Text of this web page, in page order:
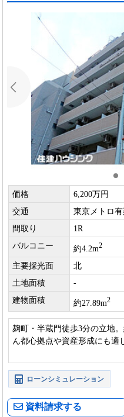
価格
6,200万円
交通
東京メトロ
間取り
1R
バルコニー
約4.2m2
主要採光面
北
土地面積
-
建物面積
約27.89m2
麹町・半蔵門徒歩3分の立地
ん都心拠点や資産形成にも適
ローンシミュレーション
資料請求する